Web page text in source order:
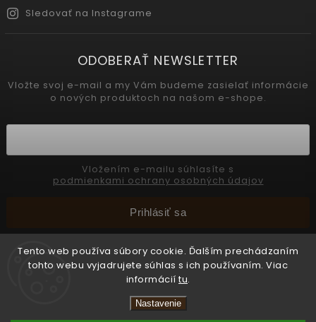
Tento web používa súbory cookie. Ďalším prechádzaním
tohto webu vyjadrujete súhlas s ich používaním. Viac
informácií tu.
Nastavenie
Sledovať na Instagrame
ODOBERAŤ NEWSLETTER
Vložte svoj e-mail a my Vám budeme zasielať informácie
o nových produktoch na našom e-shope.
podmienkami ochrany osobných údajov
Prihlásiť sa
Copyright 2026INTERMEDIC SK. Všetky práva vyhradené.
VytvořilShoptet